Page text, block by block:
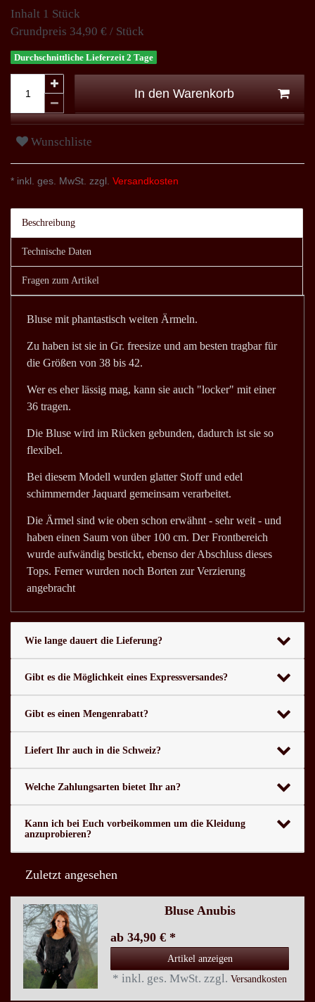
Inhalt 1 Stück
Grundpreis 34,90 € / Stück
Durchschnittliche Lieferzeit 2 Tage
In den Warenkorb
Wunschliste
* inkl. ges. MwSt. zzgl. Versandkosten
Beschreibung
Technische Daten
Fragen zum Artikel
Bluse mit phantastisch weiten Ärmeln.
Zu haben ist sie in Gr. freesize und am besten tragbar für
die Größen von 38 bis 42.
Wer es eher lässig mag, kann sie auch "locker" mit einer
36 tragen.
Die Bluse wird im Rücken gebunden, dadurch ist sie so
flexibel.
Bei diesem Modell wurden glatter Stoff und edel
schimmernder Jaquard gemeinsam verarbeitet.
Die Ärmel sind wie oben schon erwähnt - sehr weit - und
haben einen Saum von über 100 cm. Der Frontbereich
wurde aufwändig bestickt, ebenso der Abschluss dieses
Tops. Ferner wurden noch Borten zur Verzierung
angebracht
Wie lange dauert die Lieferung?
Gibt es die Möglichkeit eines Expressversandes?
Gibt es einen Mengenrabatt?
Liefert Ihr auch in die Schweiz?
Welche Zahlungsarten bietet Ihr an?
Kann ich bei Euch vorbeikommen um die Kleidung
anzuprobieren?
Zuletzt angesehen
Bluse Anubis
ab 34,90 € *
Artikel anzeigen
* inkl. ges. MwSt. zzgl. Versandkosten